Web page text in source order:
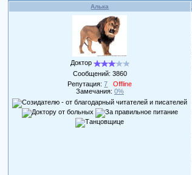
Алька
Доктор
Сообщений: 3860
Репутация:7
Offline
Замечания: 0%